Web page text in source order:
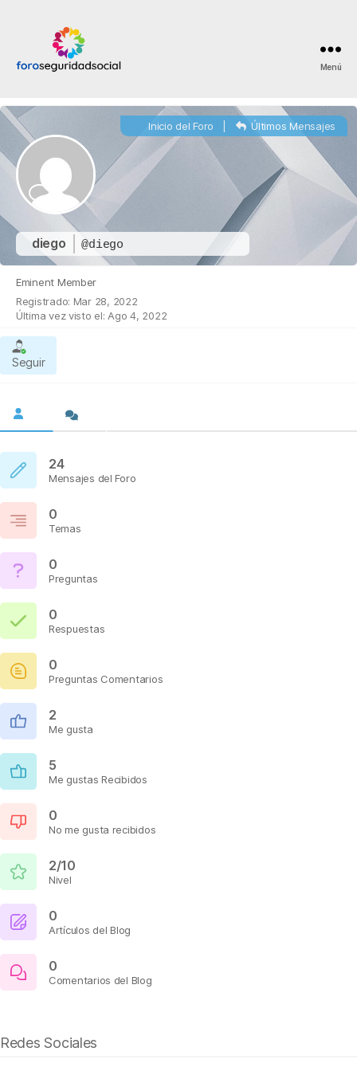
Social
Menú
diego @diego
Inicio del Foro Últimos Mensajes
Eminent Member
Registrado: Mar 28, 2022
Última vez visto el: Ago 4, 2022
Seguir
24
Mensajes del Foro
0
Temas
0
Preguntas
0
Respuestas
0
Preguntas Comentarios
2
Me gusta
5
Me gustas Recibidos
0
No me gusta recibidos
2/10
Nivel
0
Artículos del Blog
0
Comentarios del Blog
Redes Sociales